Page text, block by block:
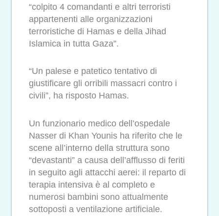
“colpito 4 comandanti e altri terroristi
appartenenti alle organizzazioni
terroristiche di Hamas e della Jihad
Islamica in tutta Gaza”.
“Un palese e patetico tentativo di
giustificare gli orribili massacri contro i
civili”, ha risposto Hamas.
Un funzionario medico dell’ospedale
Nasser di Khan Younis ha riferito che le
scene all’interno della struttura sono
“devastanti” a causa dell’afflusso di feriti
in seguito agli attacchi aerei: il reparto di
terapia intensiva è al completo e
numerosi bambini sono attualmente
sottoposti a ventilazione artificiale.